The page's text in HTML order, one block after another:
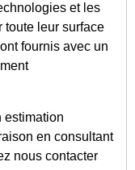
et les
toute leur surface
fournis avec un
estimation
en consultant
nous contacter